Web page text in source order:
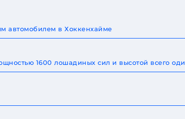
автомобилем в Хоккенхайме
1600 лошадиных сил и высотой всего